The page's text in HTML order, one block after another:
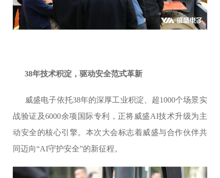
38年技术积淀，驱动安全范式革新
威盛电子依托38年的深厚工业积淀、超1000个场景实
战验证及6000余项国际专利，正将威盛AI技术升级为主
动安全的核心引擎。本次大会标志着威盛与合作伙伴共
同迈向“AI守护安全”的新征程。